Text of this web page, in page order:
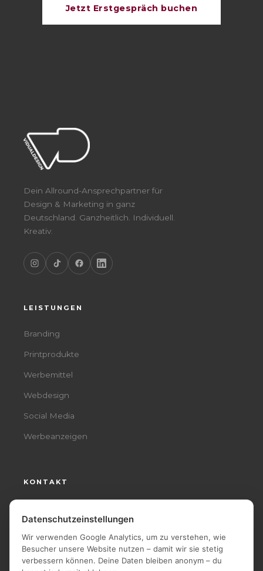
Jetzt Erstgespräch buchen
Dein Allround-Ansprechpartner für
Design & Marketing in ganz
Deutschland. Ganzheitlich. Individuell.
Kreativ.
LEISTUNGEN
Branding
Printprodukte
Werbemittel
Webdesign
Social Media
Werbeanzeigen
KONTAKT
Datenschutzeinstellungen
Wir verwenden Google Analytics, um zu verstehen, wie
Besucher unsere Website nutzen – damit wir sie stetig
verbessern können. Deine Daten bleiben anonym – du